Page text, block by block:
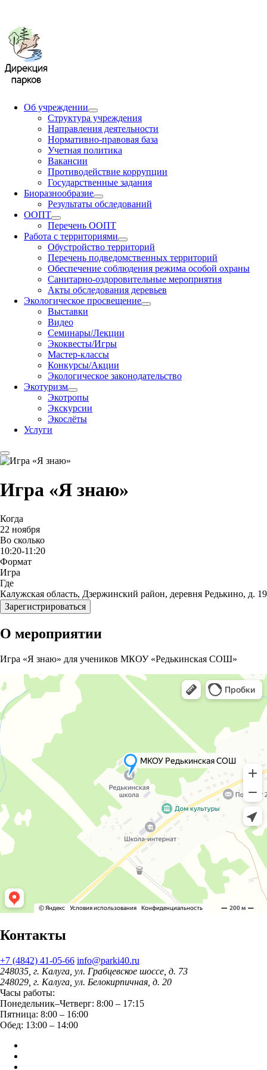
Об учреждении
Структура учреждения
Направления деятельности
Нормативно-правовая база
Учетная политика
Вакансии
Противодействие коррупции
Государственные задания
Биоразнообразие
Результаты обследований
ООПТ
Перечень ООПТ
Работа с территориями
Обустройство территорий
Перечень подведомственных территорий
Обеспечение соблюдения режима особой охраны
Санитарно-оздоровительные мероприятия
Акты обследования деревьев
Экологическое просвещение
Выставки
Видео
Семинары/Лекции
Экоквесты/Игры
Мастер-классы
Конкурсы/Акции
Экологическое законодательство
Экотуризм
Экотропы
Экскурсии
Экослёты
Услуги
Игра «Я знаю»
Когда
22 ноября
Во сколько
10:20-11:20
Формат
Игра
Где
Калужская область, Дзержинский район, деревня Редькино, д. 19
Зарегистрироваться
О мероприятии
Игра «Я знаю» для учеников МКОУ «Редькинская СОШ»
Контакты
+7 (4842) 41-05-66 info@parki40.ru
248035, г. Калуга, ул. Грабцевское шоссе, д. 73
248029, г. Калуга, ул. Белокирпичная, д. 20
Часы работы:
Понедельник–Четверг: 8:00 – 17:15
Пятница: 8:00 – 16:00
Обед: 13:00 – 14:00